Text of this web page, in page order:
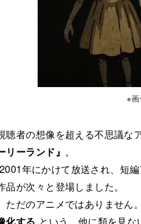
※
聴者の想像を超える不思議
リーランド』 。
年にかけて放送され、短
品が次々と登場しました。
ただのアニメではありません